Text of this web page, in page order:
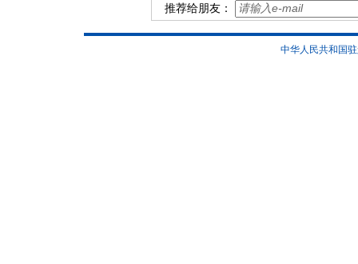
推荐给朋友：
中华人民共和国